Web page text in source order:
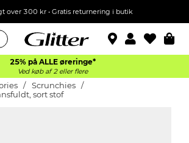
over 300 kr • Gratis returnering i butik
25% på ALLE øreringe*
Ved køb af 2 eller flere
Scrunchies
sort stof